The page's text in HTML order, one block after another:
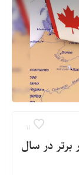
11
کانادا: بررسی ۲۰ کشور برتر در سال